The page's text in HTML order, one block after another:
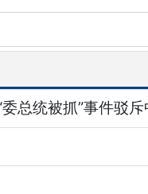
总统被抓”事件驳斥